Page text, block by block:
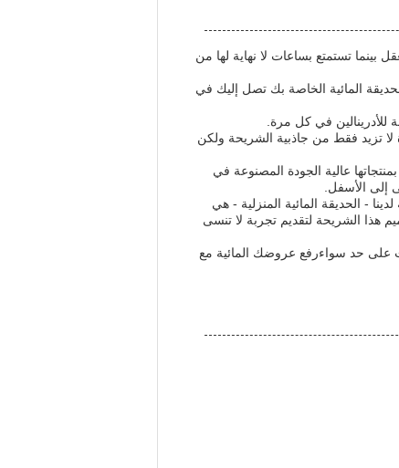
بينما تستمتع بساعات لا نهاية لها من
المائية الخاصة بك تصل إليك في
في كل مرة.
من يخت فاخر 8200 سلسلة.هذه الراتنجة الممتازة لا تزيد فقط من جاذبية الشريحة ولكن
عالية الجودة المصنوعة في
إلى الأسفل.
- الحديقة المائية المنزلية - هي
هذا الشريحة لتقديم تجربة لا تنسى
على حد سواءرفع عروضك المائية مع